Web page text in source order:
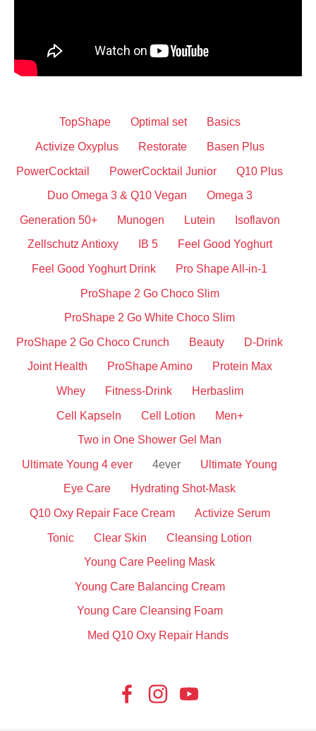
TopShape Optimal set Basics
Activize Oxyplus Restorate Basen Plus
PowerCocktail PowerCocktail Junior Q10 Plus
Duo Omega 3 & Q10 Vegan Omega 3
Generation 50+ Munogen Lutein Isoflavon
Zellschutz Antioxy IB 5 Feel Good Yoghurt
Feel Good Yoghurt Drink Pro Shape All-in-1
ProShape 2 Go Choco Slim
ProShape 2 Go White Choco Slim
ProShape 2 Go Choco Crunch Beauty D-Drink
Joint Health ProShape Amino Protein Max
Whey Fitness-Drink Herbaslim
Cell Kapseln Cell Lotion Men+
Two in One Shower Gel Man
Ultimate Young 4 ever 4ever Ultimate Young
Eye Care Hydrating Shot-Mask
Q10 Oxy Repair Face Cream Activize Serum
Tonic Clear Skin Cleansing Lotion
Young Care Peeling Mask
Young Care Balancing Cream
Young Care Cleansing Foam
Med Q10 Oxy Repair Hands